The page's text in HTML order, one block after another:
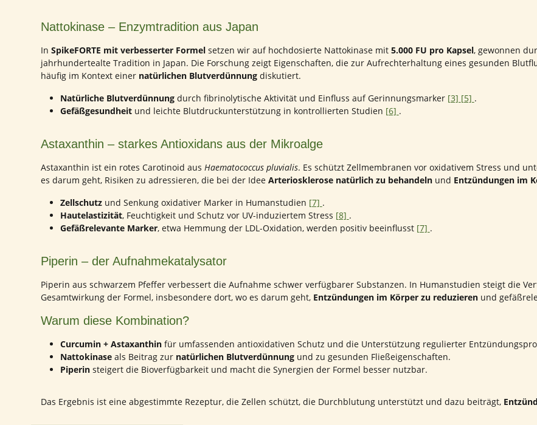
Nattokinase – Enzymtradition aus Japan
In SpikeFORTE mit verbesserter Formelsetzen wir auf hochdosierte Nattokinase mit 5.000 FU pro Kapsel, gewonnen
jahrhundertealte Tradition in Japan. Die Forschung zeigt Eigenschaften, die zur Aufrechterhaltung eines gesunden
häufig im Kontext einer natürlichen Blutverdünnungdiskutiert.
Natürliche Blutverdünnungdurch fibrinolytische Aktivität und Einfluss auf Gerinnungsmarker [3] [5] .
Gefäßgesundheitund leichte Blutdruckunterstützung in kontrollierten Studien [6] .
Astaxanthin – starkes Antioxidans aus der Mikroalge
Astaxanthin ist ein rotes Carotinoid aus Haematococcus pluvialis. Es schützt Zellmembranen vor oxidativem Stress und
es darum geht, Risiken zu adressieren, die bei der Idee Arteriosklerose natürlich zu behandelnund Entzündungen im
Zellschutzund Senkung oxidativer Marker in Humanstudien [7] .
Hautelastizität, Feuchtigkeit und Schutz vor UV-induziertem Stress [8] .
Gefäßrelevante Marker, etwa Hemmung der LDL-Oxidation, werden positiv beeinflusst [7] .
Piperin – der Aufnahmekatalysator
Piperin aus schwarzem Pfeffer verbessert die Aufnahme schwer verfügbarer Substanzen. In Humanstudien steigt die
Gesamtwirkung der Formel, insbesondere dort, wo es darum geht, Entzündungen im Körper zu reduzierenund
Warum diese Kombination?
Curcumin + Astaxanthinfür umfassenden antioxidativen Schutz und die Unterstützung regulierter
Nattokinaseals Beitrag zur natürlichen Blutverdünnungund zu gesunden Fließeigenschaften.
Piperinsteigert die Bioverfügbarkeit und macht die Synergien der Formel besser nutzbar.
Das Ergebnis ist eine abgestimmte Rezeptur, die Zellen schützt, die Durchblutung unterstützt und dazu beiträgt,